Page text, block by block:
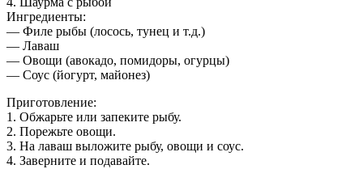
Ингредиенты:
— Филе рыбы (лосось, тунец и т.д.)
— Лаваш
— Овощи (авокадо, помидоры, огурцы)
— Соус (йогурт, майонез)
Приготовление:
1. Обжарьте или запеките рыбу.
2. Порежьте овощи.
3. На лаваш выложите рыбу, овощи и соус.
4. Заверните и подавайте.